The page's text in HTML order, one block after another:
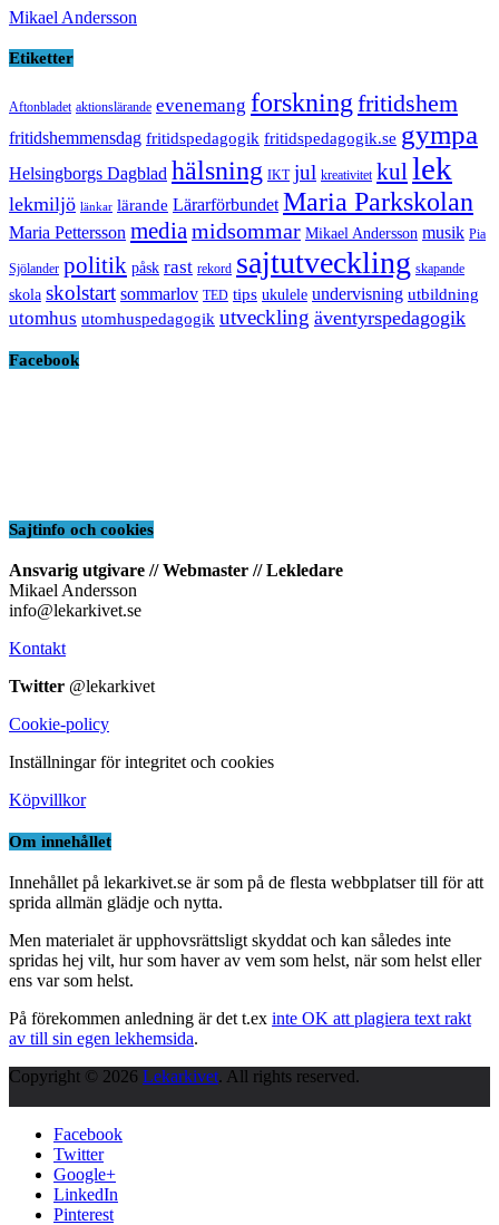
Mikael Andersson
Etiketter
Aftonbladet aktionslärande evenemang forskningfritidshem
fritidshemmensdag fritidspedagogik fritidspedagogik.se gympa
Helsingborgs Dagblad hälsning IKT jul kreativitet kul lek
lekmiljö länkar lärande Lärarförbundet Maria Parkskolan
Maria Pettersson mediamidsommar Mikael Andersson musik Pia
Sjölander politik påsk rast rekord sajtutveckling skapande
skola skolstart sommarlov TED tips ukulele undervisning utbildning
utomhus utomhuspedagogik utveckling äventyrspedagogik
Facebook
Sajtinfo och cookies
Ansvarig utgivare // Webmaster // Lekledare
Mikael Andersson
info@lekarkivet.se
Kontakt
Twitter @lekarkivet
Cookie-policy
Inställningar för integritet och cookies
Köpvillkor
Om innehållet
Innehållet på lekarkivet.se är som på de flesta webbplatser till för att
sprida allmän glädje och nytta.
Men materialet är upphovsrättsligt skyddat och kan således inte
spridas hej vilt, hur som haver av vem som helst, när som helst eller
ens var som helst.
På förekommen anledning är det t.ex inte OK att plagiera text rakt
av till sin egen lekhemsida.
Copyright © 2026 Lekarkivet. All rights reserved.
Facebook
Twitter
Google+
LinkedIn
Pinterest